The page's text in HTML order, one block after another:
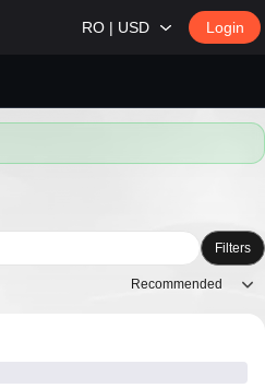
RO | USD Login
Filters
Recommended